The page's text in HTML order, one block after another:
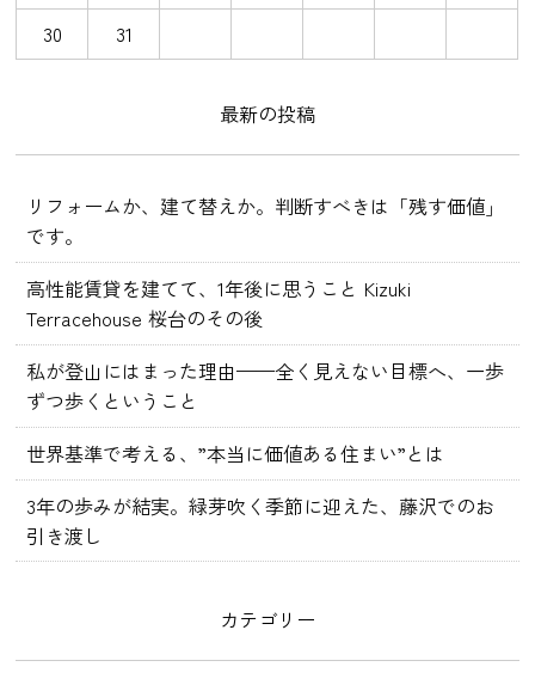
30
31
最新の投稿
リフォームか、建て替えか。判断すべきは「残す価値」
です。
高性能賃貸を建てて、1年後に思うこと Kizuki
Terracehouse 桜台のその後
私が登山にはまった理由——全く見えない目標へ、一歩
ずつ歩くということ
世界基準で考える、”本当に価値ある住まい”とは
3年の歩みが結実。緑芽吹く季節に迎えた、藤沢でのお
引き渡し
カテゴリー